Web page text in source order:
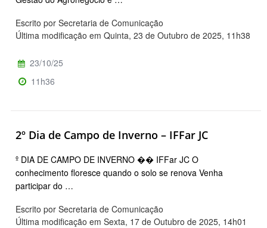
Escrito por Secretaria de Comunicação
Última modificação em Quinta, 23 de Outubro de 2025, 11h38
23/10/25
11h36
2º Dia de Campo de Inverno – IFFar JC
º DIA DE CAMPO DE INVERNO �� IFFar JC O
conhecimento floresce quando o solo se renova Venha
participar do …
Escrito por Secretaria de Comunicação
Última modificação em Sexta, 17 de Outubro de 2025, 14h01